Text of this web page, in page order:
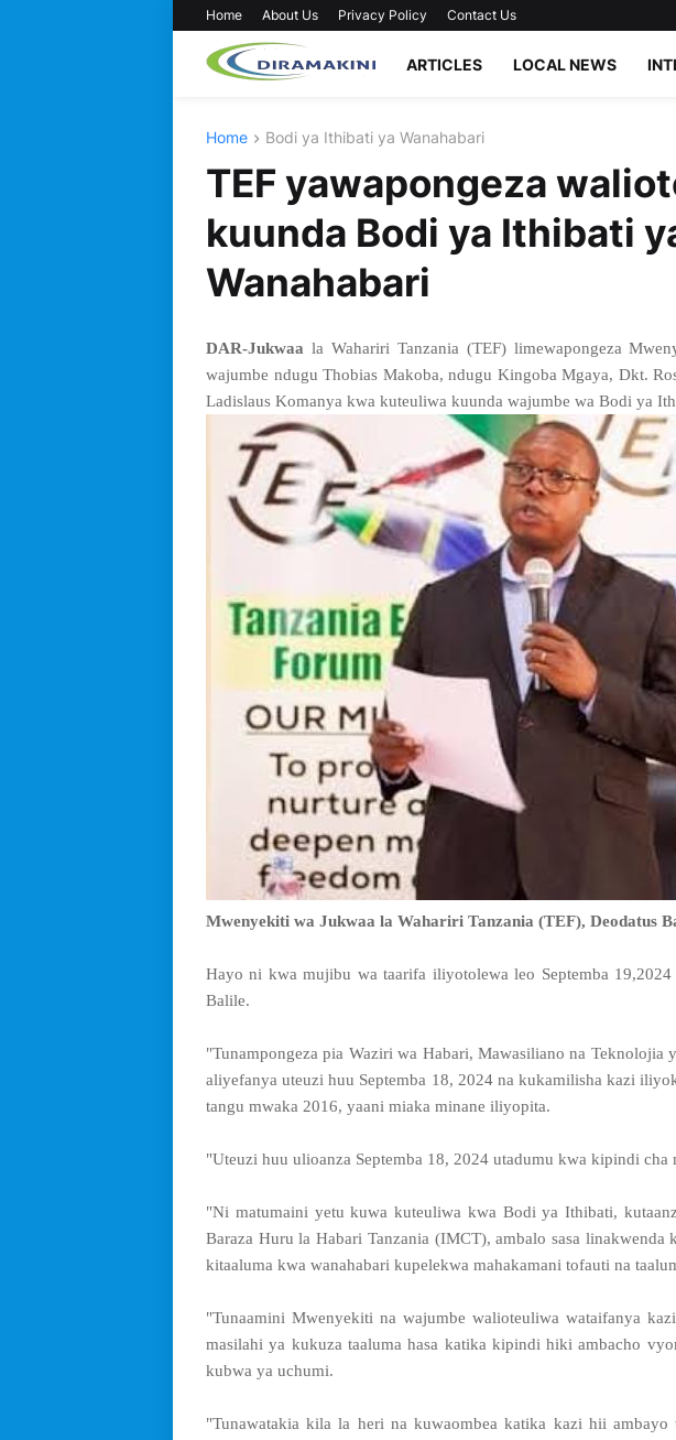
Home About Us Privacy Policy Contact Us
ARTICLES LOCAL NEWS
Home Bodi ya Ithibati ya Wanahabari
TEF yawapongeza
kuunda Bodi ya Ithibati
Wanahabari
DAR-Jukwaa la Wahariri Tanzania (TEF) limewapongeza
wajumbe ndugu Thobias Makoba, ndugu Kingoba Mgaya, Dkt.
Ladislaus Komanya kwa kuteuliwa kuunda wajumbe wa Bodi ya
Mwenyekiti wa Jukwaa la Wahariri Tanzania (TEF), Deodatus
Hayo ni kwa mujibu wa taarifa iliyotolewa leo Septemba
Balile.
"Tunampongeza pia Waziri wa Habari, Mawasiliano na Teknolojia
aliyefanya uteuzi huu Septemba 18, 2024 na kukamilisha kazi
tangu mwaka 2016, yaani miaka minane iliyopita.
"Uteuzi huu ulioanza Septemba 18, 2024 utadumu kwa kipindi cha
"Ni matumaini yetu kuwa kuteuliwa kwa Bodi ya Ithibati,
Baraza Huru la Habari Tanzania (IMCT), ambalo sasa linakwenda
kitaaluma kwa wanahabari kupelekwa mahakamani tofauti na
"Tunaamini Mwenyekiti na wajumbe walioteuliwa wataifanya
masilahi ya kukuza taaluma hasa katika kipindi hikiambacho
kubwa ya uchumi.
"Tunawatakia kila la heri na kuwaombea katika kazi hii ambayo